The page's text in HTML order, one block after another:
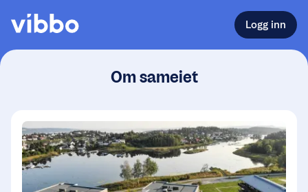
Logg inn
Om sameiet